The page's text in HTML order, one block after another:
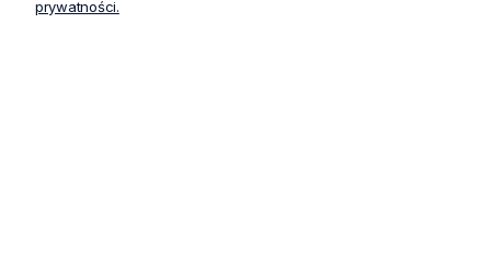
prywatności.